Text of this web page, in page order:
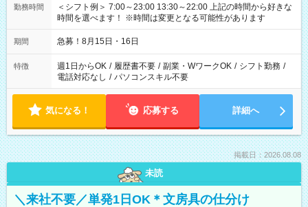
勤務時間
＜シフト例＞ 7:00～23:00 13:30～22:00 上記の時間から好きな
時間を選べます！ ※時間は変更となる可能性があります
期間 急募！8月15日・16日
特徴 週1日からOK / 履歴書不要 / 副業・WワークOK / シフト勤務 /
電話対応なし / パソコンスキル不要
気になる！ 応募する 詳細へ
掲載日：2026.08.08
未読
＼来社不要／単発1日OK＊文房具の仕分け